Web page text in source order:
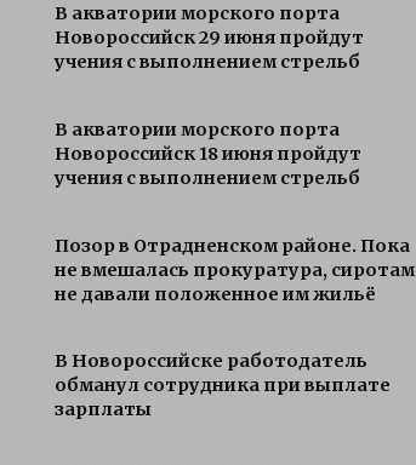
В акватории морского порта
Новороссийск 29 июня пройдут
учения с выполнением стрельб
В акватории морского порта
Новороссийск 18 июня пройдут
учения с выполнением стрельб
Позор в Отрадненском районе. Пока
не вмешалась прокуратура, сиротам
не давали положенное им жильё
В Новороссийске работодатель
обманул сотрудника при выплате
зарплаты